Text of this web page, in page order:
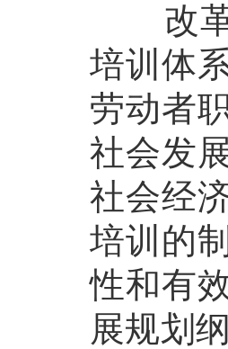
改革
培训体
劳动者
社会发
社会经
培训的
性和有
展规划